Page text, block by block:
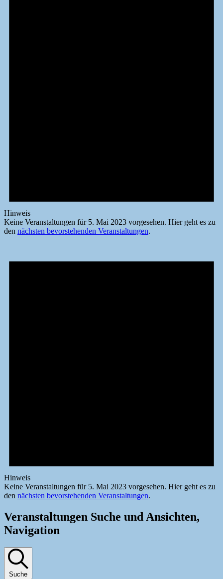
Hinweis
Keine Veranstaltungen für 5. Mai 2023 vorgesehen. Hier geht es zu
den nächsten bevorstehenden Veranstaltungen.
Hinweis
Keine Veranstaltungen für 5. Mai 2023 vorgesehen. Hier geht es zu
den nächsten bevorstehenden Veranstaltungen.
Veranstaltungen Suche und Ansichten,
Navigation
Suche